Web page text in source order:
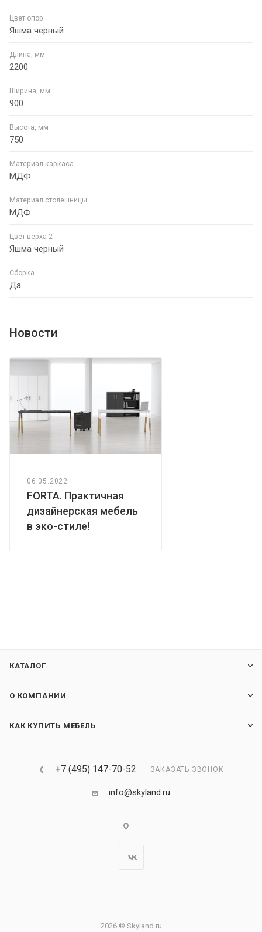
Цвет опор
Яшма черный
Длина, мм
2200
Ширина, мм
900
Высота, мм
750
Материал каркаса
МДФ
Материал столешницы
МДФ
Цвет верха 2
Яшма черный
Сборка
Да
Новости
06.05.2022
FORTA. Практичная
дизайнерская мебель
в эко-стиле!
КАТАЛОГ
О КОМПАНИИ
КАК КУПИТЬ МЕБЕЛЬ
+7 (495) 147-70-52 ЗАКАЗАТЬ ЗВОНОК
info@skyland.ru
2026 © Skyland.ru